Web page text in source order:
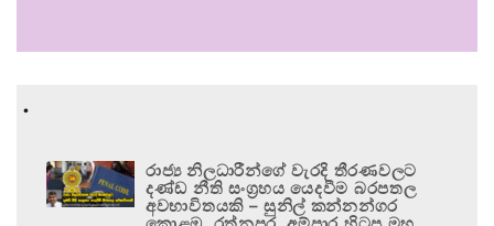
.
රාජ්‍ය නිලධාරීන්ගේ වැරදි තීරණවලට
දණ්ඩ නීති සංග්‍රහය යෙදවීම බරපතල
අවභාවිතයකි – සුනිල් කන්නන්ගර